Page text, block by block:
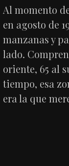
Al momento
en agosto de
manzanas y
lado.
oriente, 65 al
tiempo, esa
era la que